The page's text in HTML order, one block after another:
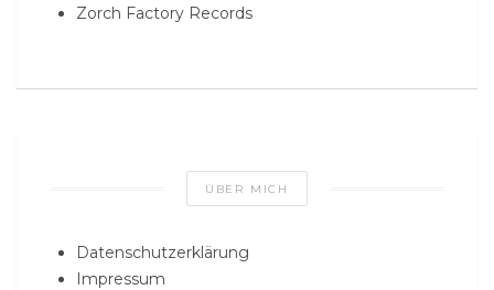
Zorch Factory Records
ÜBER MICH
Datenschutzerklärung
Impressum